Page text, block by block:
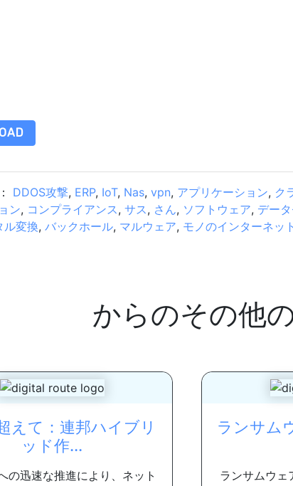
DDOS攻撃, ERP, IoT, Nas, vpn, アプリケーション, ク
ン, コンプライアンス, サス, さん, ソフトウェア, デー
ル変換, バックホール, マルウェア, モノのインターネッ
からのその他
えて：連邦ハイブリ
ッド作...
の迅速な推進により、ネット
ランサム
ランサムウェ